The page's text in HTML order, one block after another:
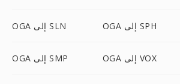
OGA إلى SLN OGA إلى SPH
OGA إلى SMP OGA إلى VOX